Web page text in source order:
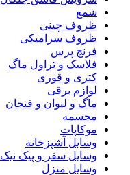
شمع
ظروف چینی
ظروف سرامیکی
فرنچ پرس
فلاسک و تراول ماگ
کتری و قوری
لوازم برقی
ماگ و لیوان و فنجان
مجسمه
موکاپات
وسایل آشپزخانه
وسایل سفر و پیک نیک
وسایل منزل